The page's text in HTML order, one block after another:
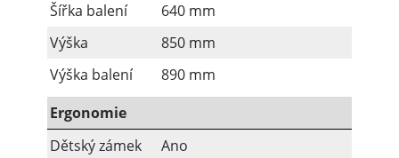
Šířka balení
640 mm
Výška
850 mm
Výška balení
890 mm
Ergonomie
Dětský zámek
Ano